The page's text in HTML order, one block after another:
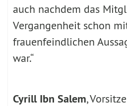
auch nachdem das
Vergangenheit schon
frauenfeindlichen
war.“
Cyrill Ibn Salem,